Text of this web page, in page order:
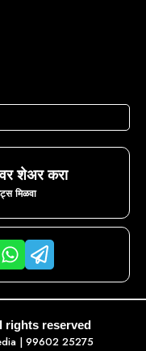
शेअर करा
मिळवा
rights reserved
| 99602 25275